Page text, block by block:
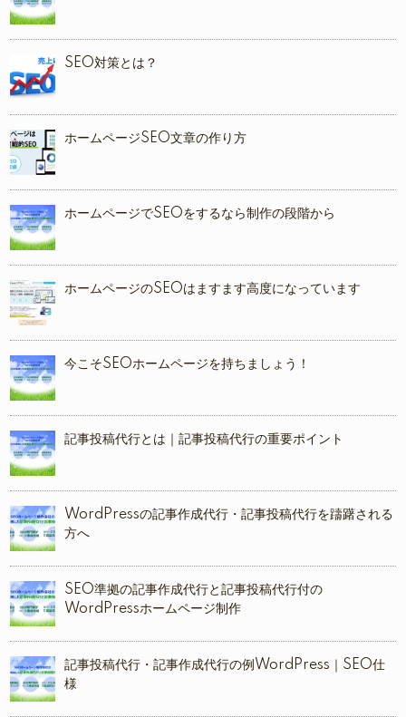
SEO対策とは？
ホームページSEO文章の作り方
ホームページでSEOをするなら制作の段階から
ホームページのSEOはますます高度になっています
今こそSEOホームページを持ちましょう！
記事投稿代行とは｜記事投稿代行の重要ポイント
WordPressの記事作成代行・記事投稿代行を躊躇される
方へ
SEO準拠の記事作成代行と記事投稿代行付の
WordPressホームページ制作
記事投稿代行・記事作成代行の例WordPress｜SEO仕
様